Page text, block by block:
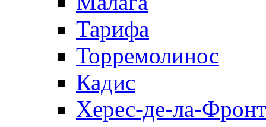
Тарифа
Торремолинос
Кадис
Херес-де-ла-